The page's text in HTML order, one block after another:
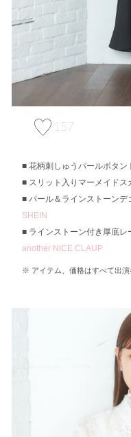
157
花柄刺しゅうパールボタ
スリット入りマーメイド
パール＆ラインストーン
SHEIN
ラインストーン付き厚底
another NICE CLAUP
アイテム、価格はすべて出演